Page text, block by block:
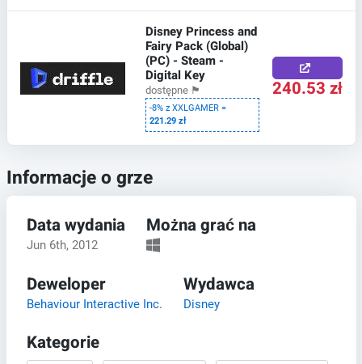
Disney Princess and
Fairy Pack (Global)
(PC) - Steam -
Digital Key
dostępne 🏴
-8% z XXLGAMER =
221.29 zł
240.53 zł
Informacje o grze
Data wydania
Jun 6th, 2012
Można grać na
Deweloper
Behaviour Interactive Inc.
Wydawca
Disney
Kategorie